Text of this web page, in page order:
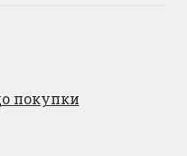
покупки